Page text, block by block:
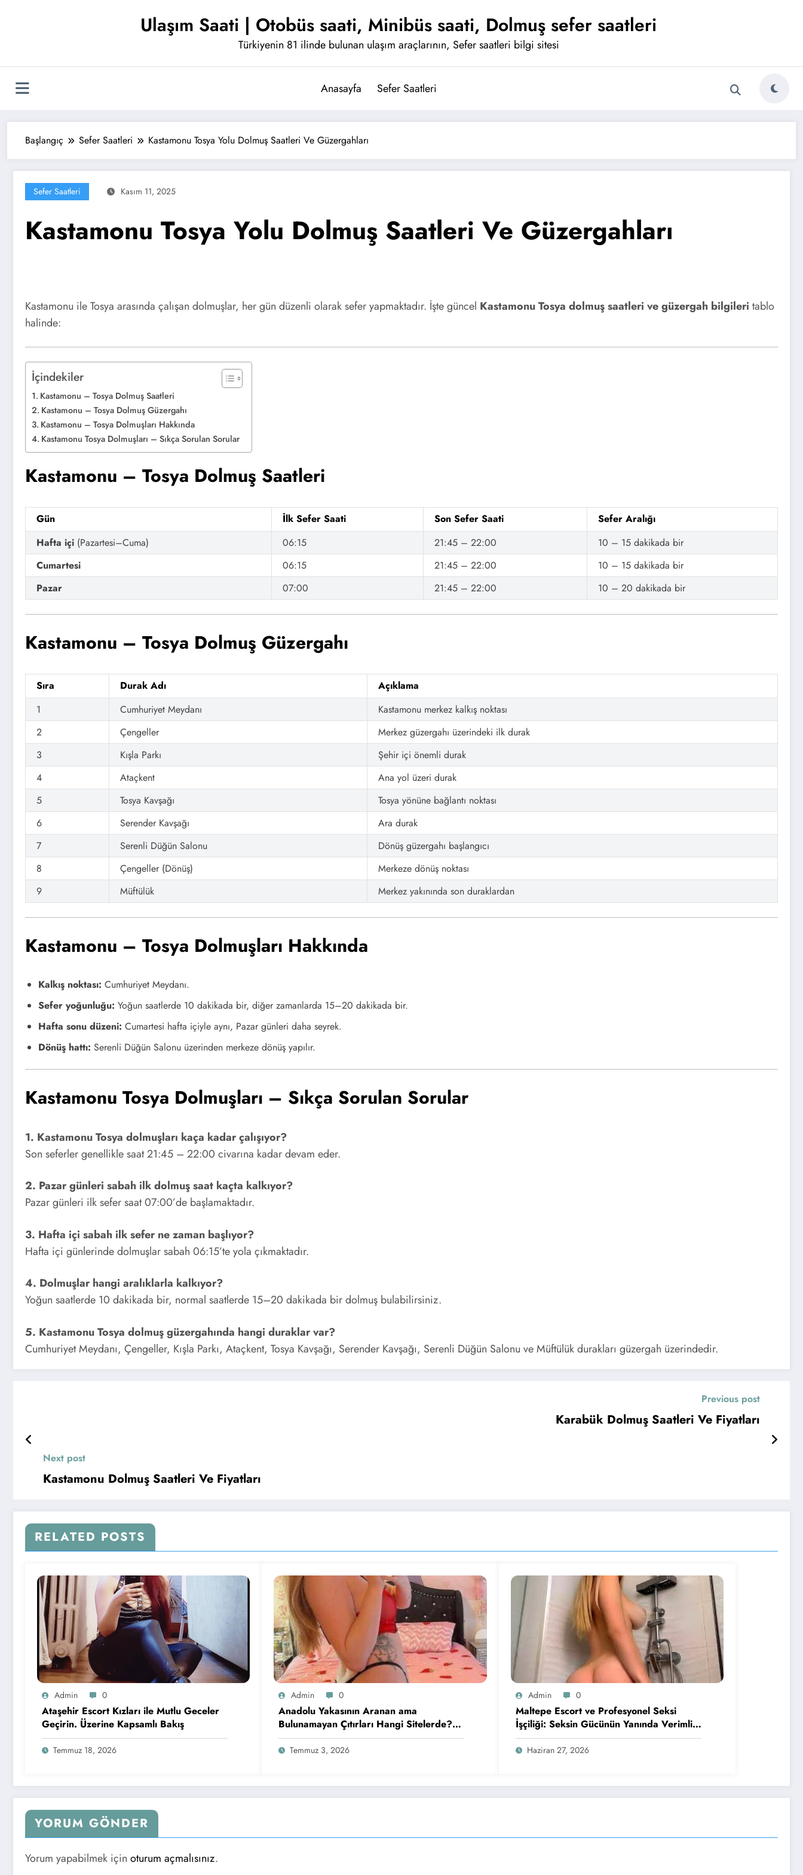
Ulaşım Saati | Otobüs saati, Minibüs saati, Dolmuş sefer saatleri
Türkiyenin 81 ilinde bulunan ulaşım araçlarının, Sefer saatleri bilgi sitesi
Anasayfa Sefer Saatleri
Başlangıç Sefer Saatleri Kastamonu Tosya Yolu Dolmuş Saatleri Ve Güzergahları
Sefer Saatleri Kasım 11, 2025
Kastamonu Tosya Yolu Dolmuş Saatleri Ve Güzergahları
Kastamonu ile Tosya arasında çalışan dolmuşlar, her gün düzenli olarak sefer yapmaktadır. İşte güncel Kastamonu Tosya dolmuş saatleri ve güzergah bilgileri tablo
halinde:
İçindekiler
Kastamonu – Tosya Dolmuş Saatleri
Kastamonu – Tosya Dolmuş Güzergahı
Kastamonu – Tosya Dolmuşları Hakkında
Kastamonu Tosya Dolmuşları – Sıkça Sorulan Sorular
Kastamonu – Tosya Dolmuş Saatleri
Gün İlk Sefer Saati Son Sefer Saati
Sefer Aralığı
Hafta içi (Pazartesi–Cuma) 06:15 21:45 – 22:00
10 – 15 dakikada bir
Cumartesi
06:15 21:45 – 22:00
10 – 15 dakikada bir
Pazar
07:00 21:45 – 22:00 10 – 20 dakikada bir
Kastamonu – Tosya Dolmuş Güzergahı
Sıra Durak Adı
Açıklama
1
Cumhuriyet Meydanı
Kastamonu merkez kalkış noktası
2
Çengeller
Merkez güzergahı üzerindeki ilk durak
3
Kışla Parkı
Şehir içi önemli durak
4
Ataçkent
Ana yol üzeri durak
5
Tosya Kavşağı
Tosya yönüne bağlantı noktası
6
Serender Kavşağı
Ara durak
7
Serenli Düğün Salonu
Dönüş güzergahı başlangıcı
8
Çengeller (Dönüş)
Merkeze dönüş noktası
9
Müftülük Merkez yakınında son duraklardan
Kastamonu – Tosya Dolmuşları Hakkında
Kalkış noktası: Cumhuriyet Meydanı.
Sefer yoğunluğu: Yoğun saatlerde 10 dakikada bir, diğer zamanlarda 15–20 dakikada bir.
Hafta sonu düzeni: Cumartesi hafta içiyle aynı, Pazar günleri daha seyrek.
Dönüş hattı: Serenli Düğün Salonu üzerinden merkeze dönüş yapılır.
Kastamonu Tosya Dolmuşları – Sıkça Sorulan Sorular
1. Kastamonu Tosya dolmuşları kaça kadar çalışıyor?
Son seferler genellikle saat 21:45 – 22:00 civarına kadar devam eder.
2. Pazar günleri sabah ilk dolmuş saat kaçta kalkıyor?
Pazar günleri ilk sefer saat 07:00’de başlamaktadır.
3. Hafta içi sabah ilk sefer ne zaman başlıyor?
Hafta içi günlerinde dolmuşlar sabah 06:15’te yola çıkmaktadır.
4. Dolmuşlar hangi aralıklarla kalkıyor?
Yoğun saatlerde 10 dakikada bir, normal saatlerde 15–20 dakikada bir dolmuş bulabilirsiniz.
5. Kastamonu Tosya dolmuş güzergahında hangi duraklar var?
Cumhuriyet Meydanı, Çengeller, Kışla Parkı, Ataçkent, Tosya Kavşağı, Serender Kavşağı, Serenli Düğün Salonu ve Müftülük durakları güzergah üzerindedir.
Previous post
Karabük Dolmuş Saatleri Ve Fiyatları
Next post
Kastamonu Dolmuş Saatleri Ve Fiyatları
RELATED POSTS
Admin 0
Ataşehir Escort Kızları ile Mutlu Geceler
Geçirin. Üzerine Kapsamlı Bakış
Temmuz 18, 2026
Admin 0
Anadolu Yakasının Aranan ama
Bulunamayan Çıtırları Hangi Sitelerde?
İçin Pratik Bilgiler
Temmuz 3, 2026
Admin 0
Maltepe Escort ve Profesyonel Seksi
İşçiliği: Seksin Gücünün Yanında Verimli
Keyif Konusunda Öne Çıkan Detaylar
Haziran 27, 2026
YORUM GÖNDER
Yorum yapabilmek için oturum açmalısınız.